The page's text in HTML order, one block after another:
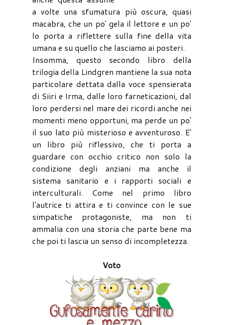
a volte una sfumatura più oscura, quasi
macabra, che un po' gela il lettore e un po'
lo porta a riflettere sulla fine della vita
umana e su quello che lasciamo ai posteri.
Insomma, questo secondo libro della
trilogia della Lindgren mantiene la sua nota
particolare dettata dalla voce spensierata
di Siiri e Irma, dalle loro farneticazioni, dal
loro perdersi nel mare dei ricordi anche nei
momenti meno opportuni, ma perde un po'
il suo lato più misterioso e avventuroso. E'
un libro più riflessivo, che ti porta a
guardare con occhio critico non solo la
condizione degli anziani ma anche il
sistema sanitario e i rapporti sociali e
interculturali. Come nel primo libro
l'autrice ti attira e ti convince con le sue
simpatiche protagoniste, ma non ti
ammalia con una storia che parte bene ma
che poi ti lascia un senso di incompletezza.
Voto